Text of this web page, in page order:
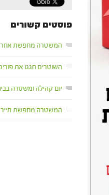
פוסטים קשורים
המשטרה מחפשת אחר
השוטרים חגגו את
יום קהילה ומשטרה
המשטרה מחפשת תייר